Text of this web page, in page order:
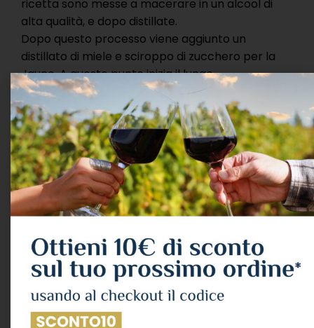
ricetta sono messe a macerare in un alcool di
alta qualità, e dopo distillate.
Dopo questo processo viene aggiunto un
distillato di miele e sciroppo di zucchero per la
Jaune. A questo punto inizia il lungo
invecchiamento nei fusti di rovere, nelle
bellissime cantine a Voiron.
La Chartreuse, nel 2015, compirà 410 anni e nel
2014 la Vert ne ha compiuti 250 e per questa
occasione è stata creata un’etichetta speciale
venduta nel 2014 e oggi già da collezione. I
farmacisti del XVI° secolo erano alla ricerca
dell’elisir di lunga vita e la Chartreuse è da
farmaceutica di quel secolo; raggruppa in effetti
tutte le piante medicinali (130) allora conosciute.
Entrare nelle cantine della Chartreuse è tornare
indietro nel tempo: ormai non c’è più nessuno
che invecchia i liquori. La Chartreuse Vert e